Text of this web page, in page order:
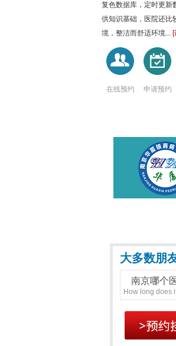
复色数据库，定时更新
供知识基础，医院还比
境，整洁而舒适环境... [
在线预约 申请预约
大多数朋
南京哪个
How long does